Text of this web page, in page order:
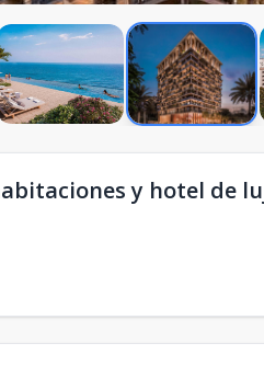
y hotel de